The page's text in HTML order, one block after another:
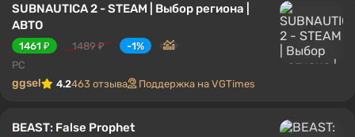
SUBNAUTICA 2 - STEAM | Выбор региона |
АВТО
1461 ₽ 1489 ₽
-1%
PC
ggsel 4.2463 отзыва Поддержка на VGTimes
BEAST: False Prophet